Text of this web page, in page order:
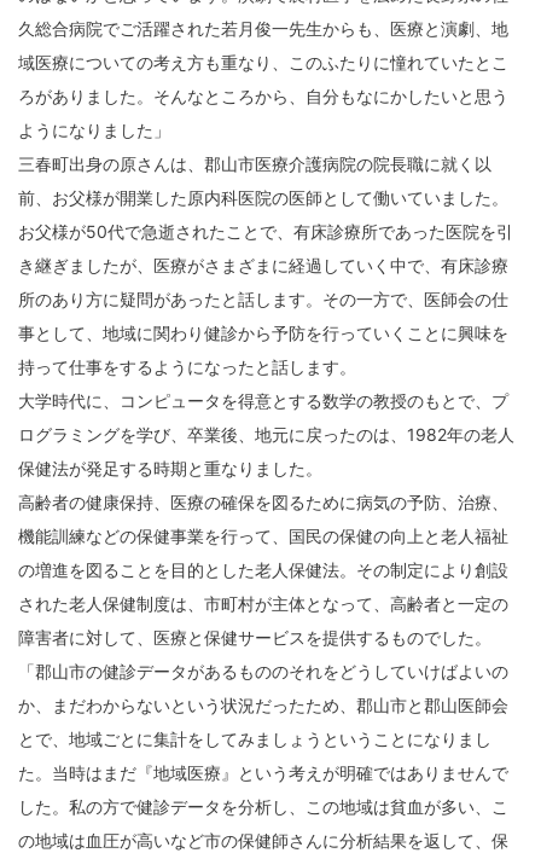
久総合病院でご活躍された若月俊一先生からも、医療と演劇、地
域医療についての考え方も重なり、このふたりに憧れていたとこ
ろがありました。そんなところから、自分もなにかしたいと思う
ようになりました」
三春町出身の原さんは、郡山市医療介護病院の院長職に就く以
前、お父様が開業した原内科医院の医師として働いていました。
お父様が50代で急逝されたことで、有床診療所であった医院を引
き継ぎましたが、医療がさまざまに経過していく中で、有床診療
所のあり方に疑問があったと話します。その一方で、医師会の仕
事として、地域に関わり健診から予防を行っていくことに興味を
持って仕事をするようになったと話します。
大学時代に、コンピュータを得意とする数学の教授のもとで、プ
ログラミングを学び、卒業後、地元に戻ったのは、1982年の老人
保健法が発足する時期と重なりました。
高齢者の健康保持、医療の確保を図るために病気の予防、治療、
機能訓練などの保健事業を行って、国民の保健の向上と老人福祉
の増進を図ることを目的とした老人保健法。その制定により創設
された老人保健制度は、市町村が主体となって、高齢者と一定の
障害者に対して、医療と保健サービスを提供するものでした。
「郡山市の健診データがあるもののそれをどうしていけばよいの
か、まだわからないという状況だったため、郡山市と郡山医師会
とで、地域ごとに集計をしてみましょうということになりまし
た。当時はまだ『地域医療』という考えが明確ではありませんで
した。私の方で健診データを分析し、この地域は貧血が多い、こ
の地域は血圧が高いなど市の保健師さんに分析結果を返して、保